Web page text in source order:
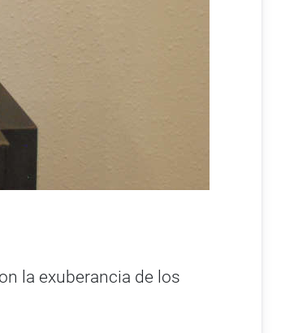
la exuberancia de los